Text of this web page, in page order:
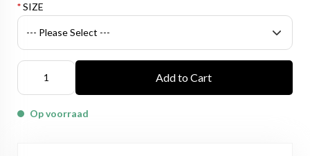
*SIZE
Add to Cart
Op voorraad